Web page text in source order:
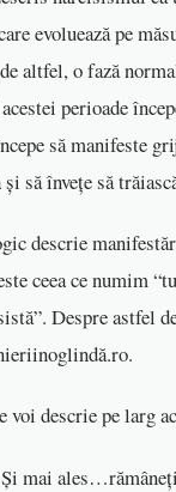
evoluează pe
altfel, o fază
perioade
să manifeste
să învețe să
descrie
ceea ce numim
Despre astfel
descrie pe larg
mai